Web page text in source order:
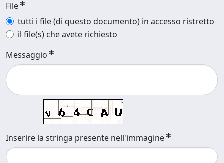
File
tutti i file (di questo documento) in accesso ristretto
il file(s) che avete richiesto
Messaggio
Inserire la stringa presente nell'immagine